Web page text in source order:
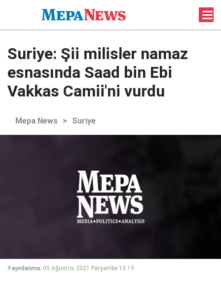
Suriye: Şii milisler namaz
esnasında Saad bin Ebi
Vakkas Camii'ni vurdu
Mepa News > Suriye
Yayınlanma: 05 Ağustos 2021 Perşembe 15:19